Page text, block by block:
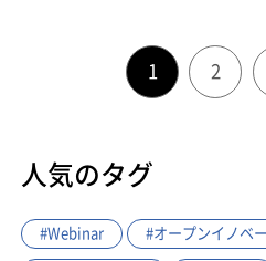
1 2
人気のタグ
#Webinar #オープンイノベ